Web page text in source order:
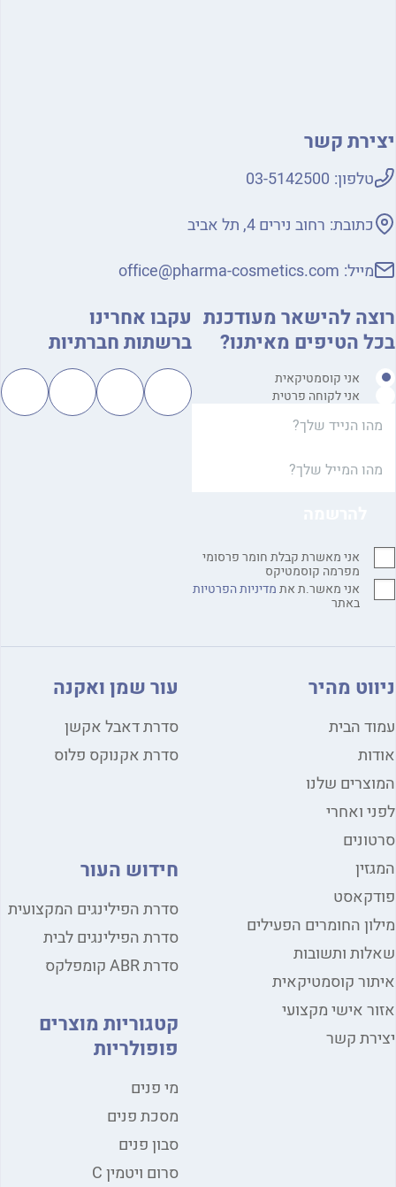
קשר
טלפון: 03-5142500
כתובת: רחוב נירים 4, תל אביב
מייל:office@pharma-cosmetics.com
להישאר מעודכנת
הטיפים מאיתנו?
אני קוסמטיקאית
אני לקוחה פרטית
אני מאשרת קבלת חומר פרסומי
מפרמה קוסמטיקס
אני מאשר.ת אתמדיניות הפרטיות
באתר
עקבו אחרינו
ברשתות חברתיות
מהיר
הבית
שלנו
ואחרי
החומרים הפעילים
ותשובות
קוסמטיקאית
אישי מקצועי
קשר
עור שמן ואקנה
סדרת דאבל אקשן
סדרת אקנוקס פלוס
חידוש העור
סדרת הפילינגים המקצועית
סדרת הפילינגים לבית
סדרת ABR קומפלקס
קטגוריות מוצרים
פופולריות
מי פנים
מסכת פנים
סבון פנים
סרום ויטמין C